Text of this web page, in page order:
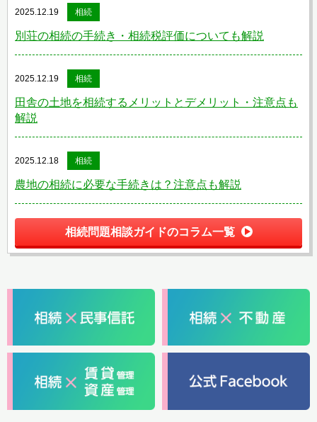
2025.12.19 相続
別荘の相続の手続き・相続税評価についても解説
2025.12.19 相続
田舎の土地を相続するメリットとデメリット・注意点も
解説
2025.12.18 相続
農地の相続に必要な手続きは？注意点も解説
相続問題相談ガイドのコラム一覧